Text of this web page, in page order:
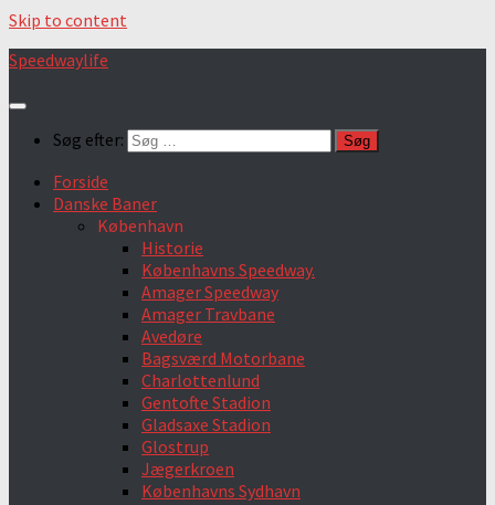
Skip to content
Speedwaylife
Søg efter:
Forside
Danske Baner
København
Historie
Københavns Speedway.
Amager Speedway
Amager Travbane
Avedøre
Bagsværd Motorbane
Charlottenlund
Gentofte Stadion
Gladsaxe Stadion
Glostrup
Jægerkroen
Københavns Sydhavn